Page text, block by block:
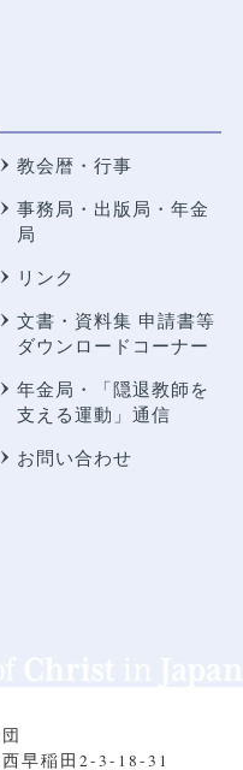
教会暦・行事
事務局・出版局・年金
局
リンク
文書・資料集 申請書等
ダウンロードコーナー
年金局・
「隠退教師を
支える運動」通信
お問い合わせ
団
早稲田2-3-18-31